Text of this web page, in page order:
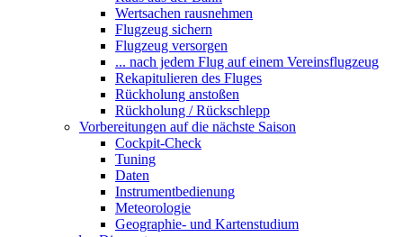
Wertsachen rausnehmen
Flugzeug sichern
Flugzeug versorgen
... nach jedem Flug auf einem Vereinsflugzeug
Rekapitulieren des Fluges
Rückholung anstoßen
Rückholung / Rückschlepp
Vorbereitungen auf die nächste Saison
Cockpit-Check
Tuning
Daten
Instrumentbedienung
Meteorologie
Geographie- und Kartenstudium